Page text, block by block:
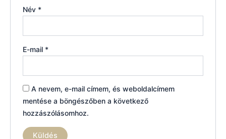
Név *
E-mail *
A nevem, e-mail címem, és weboldalcímem
mentése a böngészőben a következő
hozzászólásomhoz.